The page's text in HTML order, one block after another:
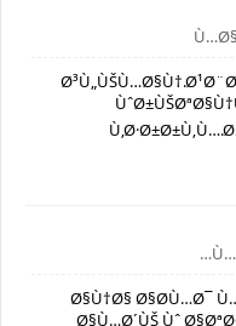
Ø§Ù†Ø§ Ø§Ø­Ù…Ø¯
Ø§Ù…Ø´ÙŠ Ùˆ